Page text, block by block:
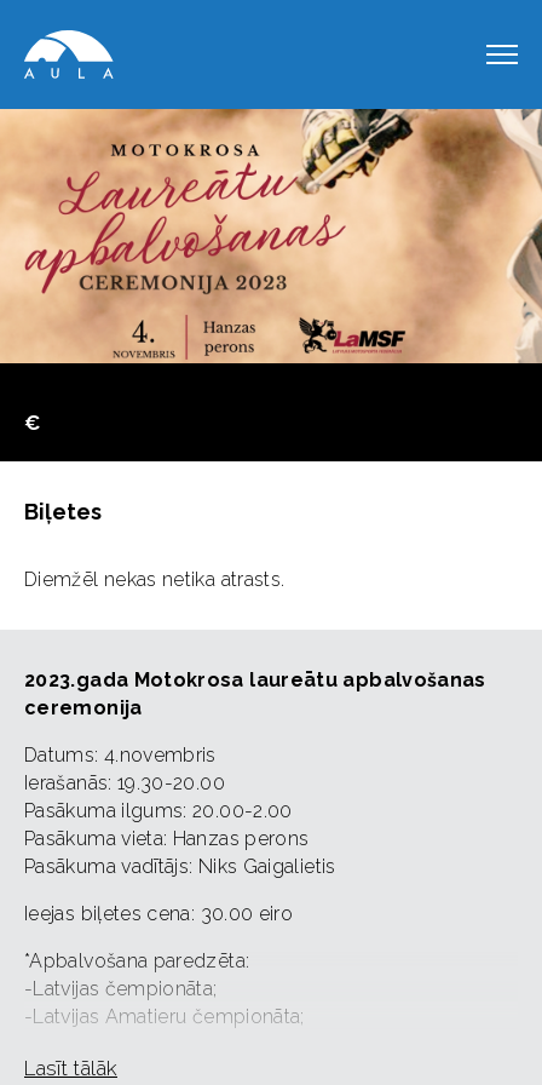
€
Biļetes
Diemžēl nekas netika atrasts.
2023.gada Motokrosa laureātu apbalvošanas
ceremonija
Datums: 4.novembris
Ierašanās: 19.30-20.00
Pasākuma ilgums: 20.00-2.00
Pasākuma vieta: Hanzas perons
Pasākuma vadītājs: Niks Gaigalietis
Ieejas biļetes cena: 30.00 eiro
*Apbalvošana paredzēta:
-Latvijas čempionāta;
-Latvijas Amatieru čempionāta;
-Latvijas kausa un Ziemas motokrosa laureātu
Lasīt tālāk